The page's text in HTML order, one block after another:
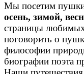
Мы посетим
осень, зимой,
страницы
поговорить о
философии
биографии поэта